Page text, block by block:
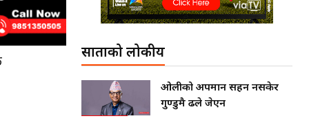
साताको लोकप्रीय
ओलीको अपमान सहन नसकेर
गुण्डुमै ढले जेएन